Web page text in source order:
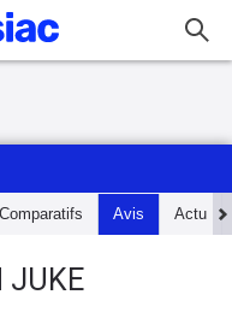
Comparatifs Avis Actu
JUKE